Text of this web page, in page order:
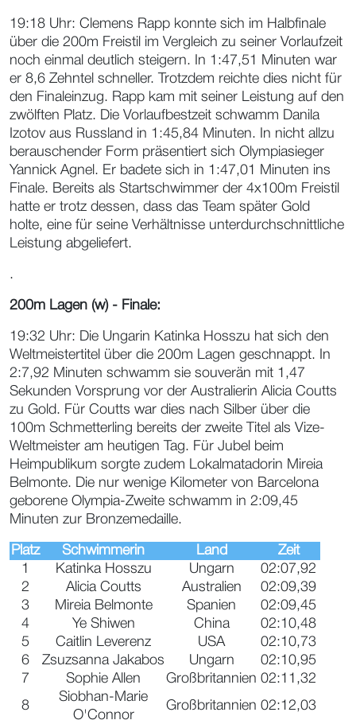
19:18 Uhr: Clemens Rapp konnte sich im Halbfinale
über die 200m Freistil im Vergleich zu seiner Vorlaufzeit
noch einmal deutlich steigern. In 1:47,51 Minuten war
er 8,6 Zehntel schneller. Trotzdem reichte dies nicht für
den Finaleinzug. Rapp kam mit seiner Leistung auf den
zwölften Platz. Die Vorlaufbestzeit schwamm Danila
Izotov aus Russland in 1:45,84 Minuten. In nicht allzu
berauschender Form präsentiert sich Olympiasieger
Yannick Agnel. Er badete sich in 1:47,01 Minuten ins
Finale. Bereits als Startschwimmer der 4x100m Freistil
hatte er trotz dessen, dass das Team später Gold
holte, eine für seine Verhältnisse unterdurchschnittliche
Leistung abgeliefert.
.
200m Lagen (w) - Finale:
19:32 Uhr: Die Ungarin Katinka Hosszu hat sich den
Weltmeistertitel über die 200m Lagen geschnappt. In
2:7,92 Minuten schwamm sie souverän mit 1,47
Sekunden Vorsprung vor der Australierin Alicia Coutts
zu Gold. Für Coutts war dies nach Silber über die
100m Schmetterling bereits der zweite Titel als Vize-
Weltmeister am heutigen Tag. Für Jubel beim
Heimpublikum sorgte zudem Lokalmatadorin Mireia
Belmonte. Die nur wenige Kilometer von Barcelona
geborene Olympia-Zweite schwamm in 2:09,45
Minuten zur Bronzemedaille.
Platz Schwimmerin Land
Zeit
1
Katinka Hosszu Ungarn
02:07,92
2
Alicia Coutts Australien
02:09,39
3
Mireia Belmonte Spanien
02:09,45
4
Ye Shiwen China
02:10,48
5
Caitlin Leverenz USA
02:10,73
6
Zsuzsanna Jakabos Ungarn
02:10,95
7
Sophie Allen Großbritannien 02:11,32
8
Siobhan-Marie
O'Connor
Großbritannien 02:12,03